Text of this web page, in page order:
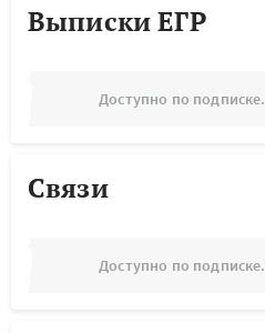
Выписки ЕГР
Доступно по подписке.
Связи
Доступно по подписке.